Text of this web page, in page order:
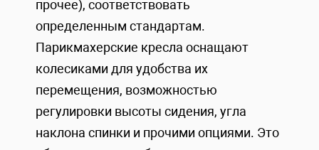
прочее), соответствовать
определенным стандартам.
Парикмахерские кресла оснащают
колесиками для удобства их
перемещения, возможностью
регулировки высоты сидения, угла
наклона спинки и прочими опциями. Это